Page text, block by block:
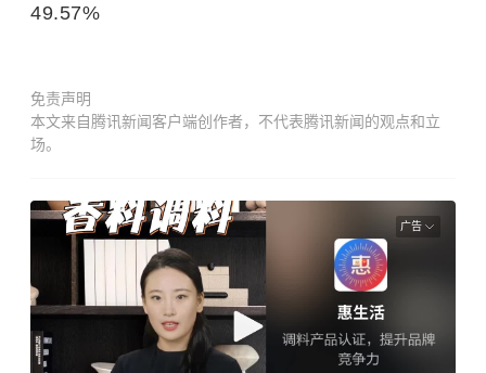
49.57%
免责声明
本文来自腾讯新闻客户端创作者，不代表腾讯新闻的观点和立
场。
广告